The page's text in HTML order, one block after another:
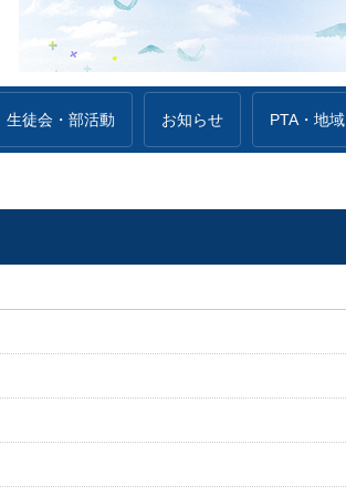
生徒会・部活動 お知らせ PTA・地域